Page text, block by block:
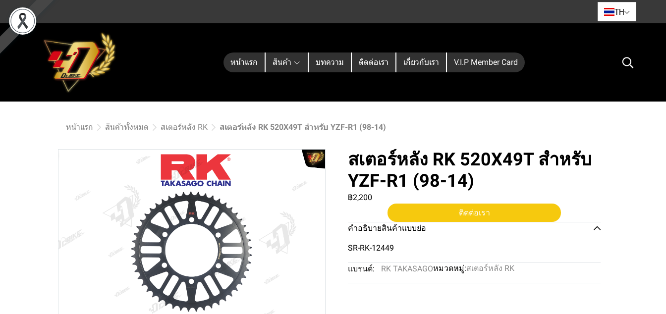
TH
หน้าแรก สินค้า บทความ ติดต่อเรา เกี่ยวกับเรา V.I.P Member Card
หน้าแรก สินค้าทั้งหมด สเตอร์หลัง RK สเตอร์หลัง RK 520X49T สำหรับ YZF-R1 (98-14)
สเตอร์หลัง RK 520X49T สำหรับ
YZF-R1 (98-14)
฿2,200
ติดต่อเรา
คำอธิบายสินค้าแบบย่อ
SR-RK-12449
แบรนด์: RK TAKASAGOหมวดหมู่:สเตอร์หลัง RK